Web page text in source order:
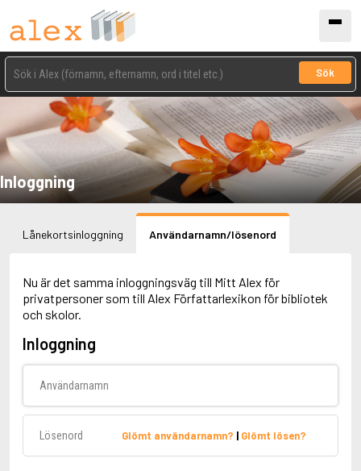
Sök
Inloggning
Lånekortsinloggning Användarnamn/lösenord
Nu är det samma inloggningsväg till Mitt Alex för
privatpersoner som till Alex Författarlexikon för bibliotek
och skolor.
Inloggning
Glömt användarnamn? | Glömt lösen?